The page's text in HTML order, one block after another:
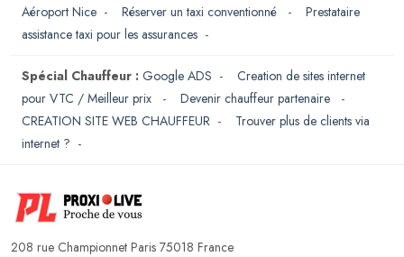
Aéroport Nice - Réserver un taxi conventionné - Prestataire
assistance taxi pour les assurances -
Spécial Chauffeur : Google ADS - Creation de sites internet
pour VTC / Meilleur prix
- Devenir chauffeur partenaire
-
CREATION SITE WEB CHAUFFEUR - Trouver plus de clients via
internet ? -
208 rue Championnet Paris 75018 France